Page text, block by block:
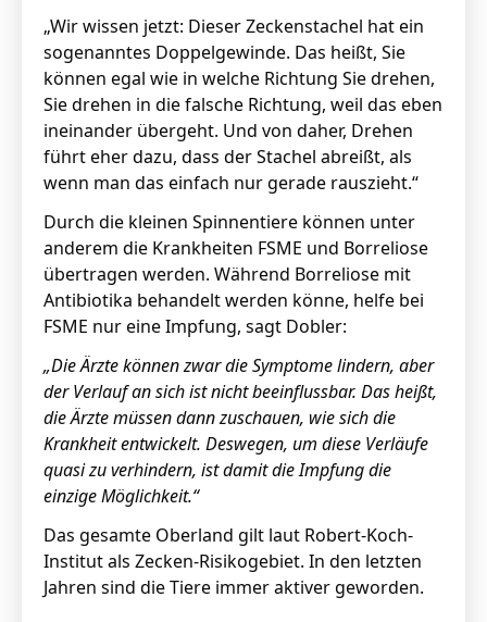
„Wir wissen jetzt: Dieser Zeckenstachel hat ein
sogenanntes Doppelgewinde. Das heißt, Sie
können egal wie in welche Richtung Sie drehen,
Sie drehen in die falsche Richtung, weil das eben
ineinander übergeht. Und von daher, Drehen
führt eher dazu, dass der Stachel abreißt, als
wenn man das einfach nur gerade rauszieht.“
Durch die kleinen Spinnentiere können unter
anderem die Krankheiten FSME und Borreliose
übertragen werden. Während Borreliose mit
Antibiotika behandelt werden könne, helfe bei
FSME nur eine Impfung, sagt Dobler:
„Die Ärzte können zwar die Symptome lindern, aber
der Verlauf an sich ist nicht beeinflussbar. Das heißt,
die Ärzte müssen dann zuschauen, wie sich die
Krankheit entwickelt. Deswegen, um diese Verläufe
quasi zu verhindern, ist damit die Impfung die
einzige Möglichkeit.“
Das gesamte Oberland gilt laut Robert-Koch-
Institut als Zecken-Risikogebiet. In den letzten
Jahren sind die Tiere immer aktiver geworden.